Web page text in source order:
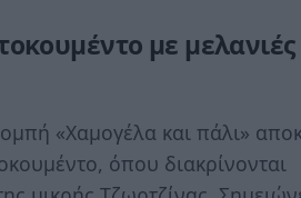
με μελανιές
«Χαμογέλα και πάλι»
όπου διακρίνονται